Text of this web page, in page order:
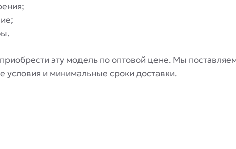
эту модель по оптовой цене. Мы
условия и минимальные сроки доставки.